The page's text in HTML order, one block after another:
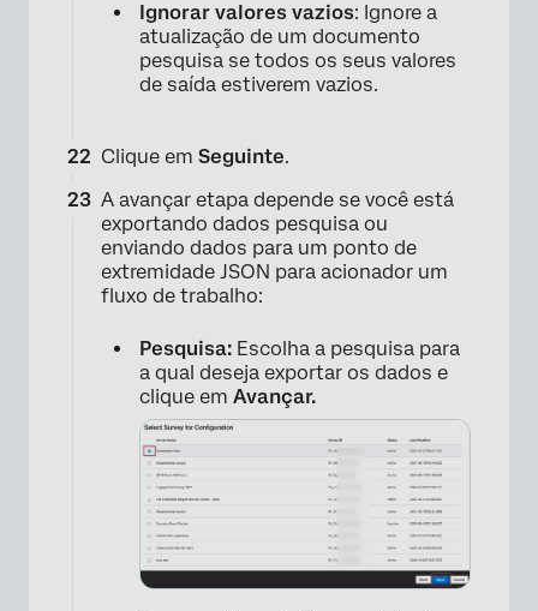
Ignorar valores vazios: Ignore a
atualização de um documento
pesquisa se todos os seus valores
de saída estiverem vazios.
Clique em Seguinte.
A avançar etapa depende se você está
exportando dados pesquisa ou
enviando dados para um ponto de
extremidade JSON para acionador um
fluxo de trabalho:
Pesquisa: Escolha a pesquisa para
a qual deseja exportar os dados e
clique em Avançar.